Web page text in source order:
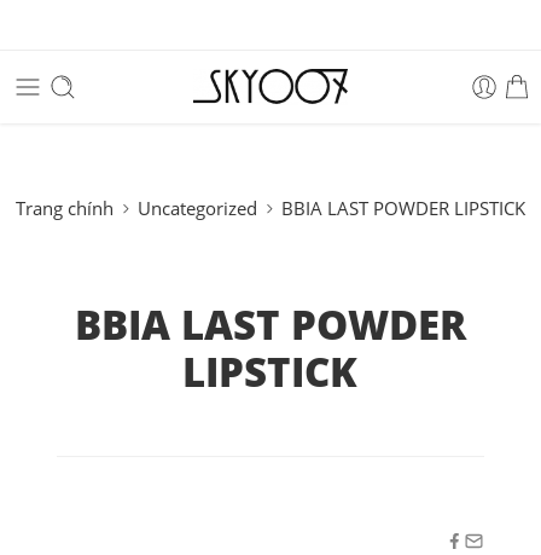
Trang chính Uncategorized BBIA LAST POWDER LIPSTICK
BBIA LAST POWDER
LIPSTICK